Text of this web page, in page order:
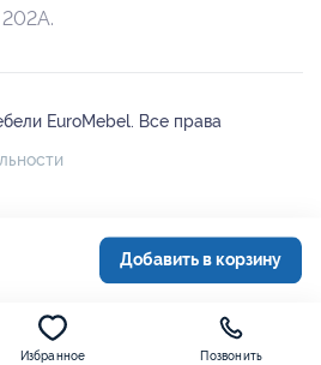
EuroMebel. Все права
Добавить в корзину
Избранное Позвонить